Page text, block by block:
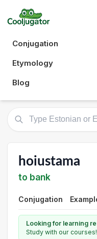
Conjugation
Etymology
Blog
hoiustama
to bank
Conjugation
Looking for learning
Study with our courses!